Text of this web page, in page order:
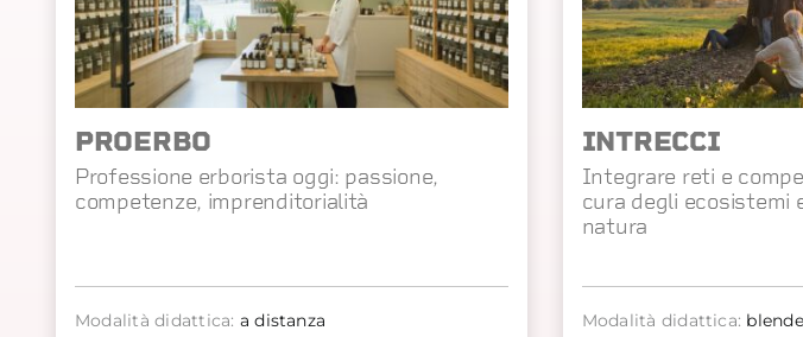
PROERBO
Professione erborista oggi: passione,
competenze, imprenditorialità
Modalità didattica: a distanza
INTRECCI
Integrare reti e
cura degli ecosistemi
natura
Modalità didattica: